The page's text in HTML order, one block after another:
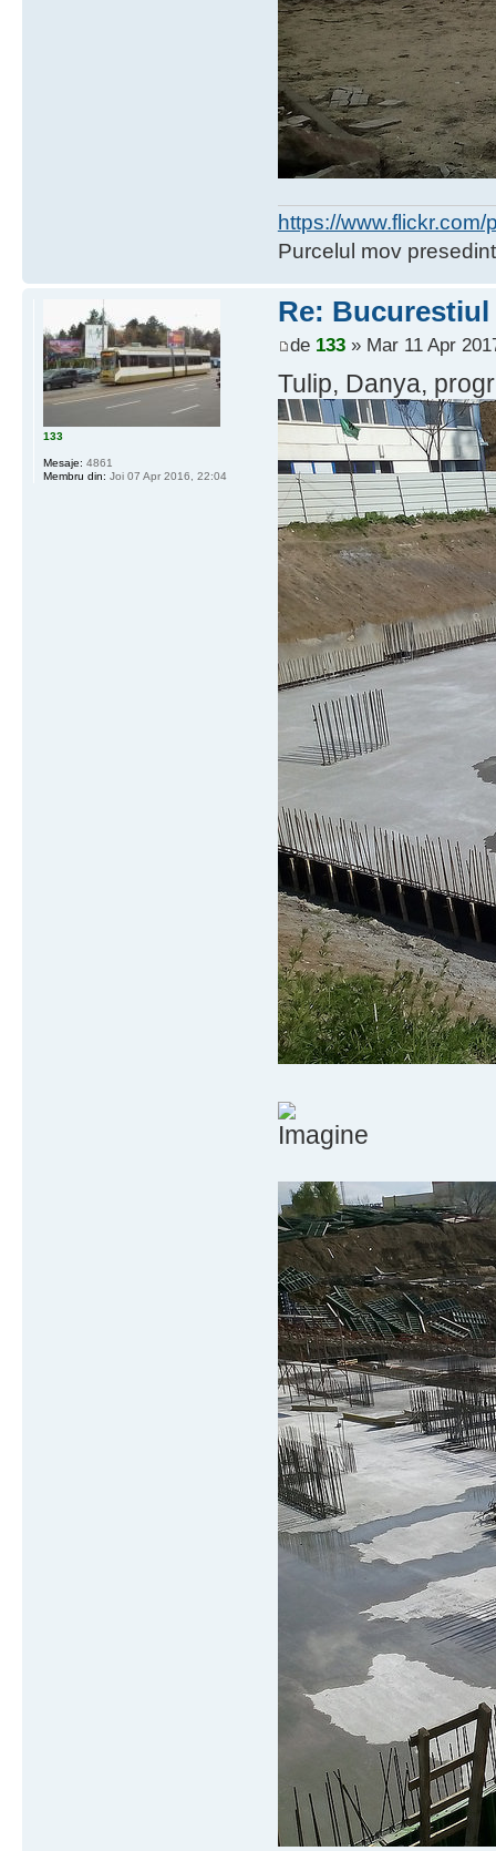
https://
Purcelul mov
Re:
de 133» Mar 11 Apr
Tulip, Danya,
133
Mesaje: 4861
Membru din: Joi 07 Apr 2016, 22:04